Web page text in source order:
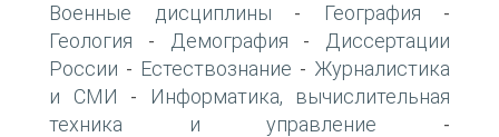
Военные дисциплины - География -
Геология - Демография -
Диссертации
России - Естествознание - Журналистика
и СМИ -
Информатика, вычислительная
техника и управление -